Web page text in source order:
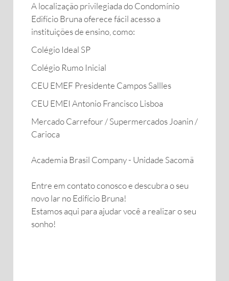
A localização privilegiada do Condomínio
Edifício Bruna oferece fácil acesso a
instituições de ensino, como:
Colégio Ideal SP
Colégio Rumo Inicial
CEU EMEF Presidente Campos Sallles
CEU EMEI Antonio Francisco Lisboa
Mercado Carrefour / Supermercados Joanin /
Carioca
Academia Brasil Company - Unidade Sacomã
Entre em contato conosco e descubra o seu
novo lar no Edifício Bruna!
Estamos aqui para ajudar você a realizar o seu
sonho!